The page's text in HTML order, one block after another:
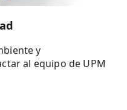
y
al equipo de UPM